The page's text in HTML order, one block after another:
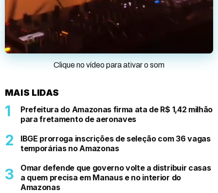
Clique no vídeo para ativar o som
MAIS LIDAS
Prefeitura do Amazonas firma ata de R$ 1,42 milhão
para fretamento de aeronaves
IBGE prorroga inscrições de seleção com 36 vagas
temporárias no Amazonas
Omar defende que governo volte a distribuir casas
a quem precisa em Manaus e no interior do
Amazonas